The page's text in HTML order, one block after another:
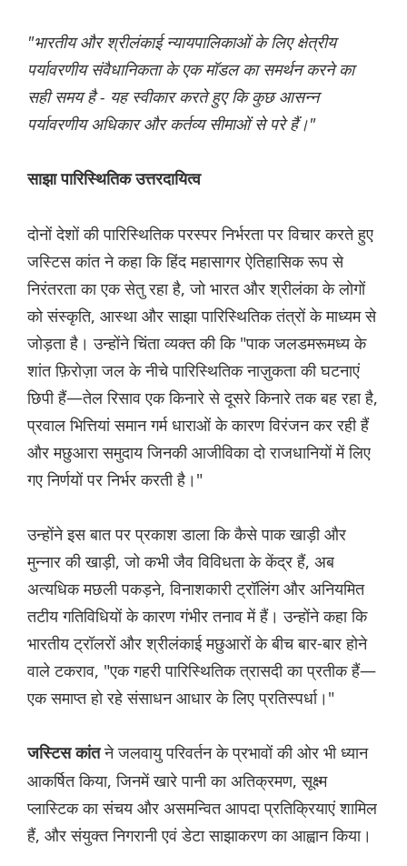
"भारतीय और श्रीलंकाई न्यायपालिकाओं के लिए क्षेत्रीय
पर्यावरणीय संवैधानिकता के एक मॉडल का समर्थन करने का
सही समय है - यह स्वीकार करते हुए कि कुछ आसन्न
पर्यावरणीय अधिकार और कर्तव्य सीमाओं से परे हैं।"
साझा पारिस्थितिक उत्तरदायित्व
दोनों देशों की पारिस्थितिक परस्पर निर्भरता पर विचार करते हुए
जस्टिस कांत ने कहा कि हिंद महासागर ऐतिहासिक रूप से
निरंतरता का एक सेतु रहा है, जो भारत और श्रीलंका के लोगों
को संस्कृति, आस्था और साझा पारिस्थितिक तंत्रों के माध्यम से
जोड़ता है। उन्होंने चिंता व्यक्त की कि "पाक जलडमरूमध्य के
शांत फ़िरोज़ा जल के नीचे पारिस्थितिक नाज़ुकता की घटनाएं
छिपी हैं—तेल रिसाव एक किनारे से दूसरे किनारे तक बह रहा है,
प्रवाल भित्तियां समान गर्म धाराओं के कारण विरंजन कर रही हैं
और मछुआरा समुदाय जिनकी आजीविका दो राजधानियों में लिए
गए निर्णयों पर निर्भर करती है।"
उन्होंने इस बात पर प्रकाश डाला कि कैसे पाक खाड़ी और
मुन्नार की खाड़ी, जो कभी जैव विविधता के केंद्र हैं, अब
अत्यधिक मछली पकड़ने, विनाशकारी ट्रॉलिंग और अनियमित
तटीय गतिविधियों के कारण गंभीर तनाव में हैं। उन्होंने कहा कि
भारतीय ट्रॉलरों और श्रीलंकाई मछुआरों के बीच बार-बार होने
वाले टकराव, "एक गहरी पारिस्थितिक त्रासदी का प्रतीक हैं—
एक समाप्त हो रहे संसाधन आधार के लिए प्रतिस्पर्धा।"
जस्टिस कांतने जलवायु परिवर्तन के प्रभावों की ओर भी ध्यान
आकर्षित किया, जिनमें खारे पानी का अतिक्रमण, सूक्ष्म
प्लास्टिक का संचय और असमन्वित आपदा प्रतिक्रियाएं शामिल
हैं, और संयुक्त निगरानी एवं डेटा साझाकरण का आह्वान किया।